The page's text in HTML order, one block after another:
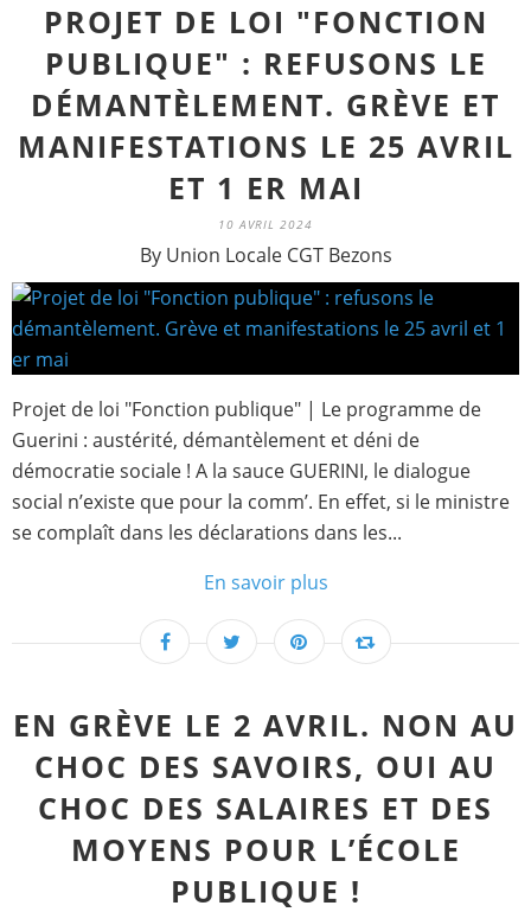
PROJET DE LOI "FONCTION
PUBLIQUE" : REFUSONS LE
DÉMANTÈLEMENT. GRÈVE ET
MANIFESTATIONS LE 25 AVRIL
ET 1 ER MAI
10 AVRIL 2024
By Union Locale CGT Bezons
Projet de loi "Fonction publique" | Le programme de
Guerini : austérité, démantèlement et déni de
démocratie sociale ! A la sauce GUERINI, le dialogue
social n’existe que pour la comm’. En effet, si le ministre
se complaît dans les déclarations dans les...
En savoir plus
EN GRÈVE LE 2 AVRIL. NON AU
CHOC DES SAVOIRS, OUI AU
CHOC DES SALAIRES ET DES
MOYENS POUR L’ÉCOLE
PUBLIQUE !